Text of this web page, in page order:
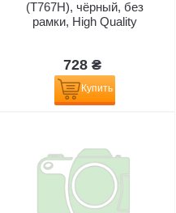
(T767H), чёрный, без
рамки, High Quality
728 ₴
Купить